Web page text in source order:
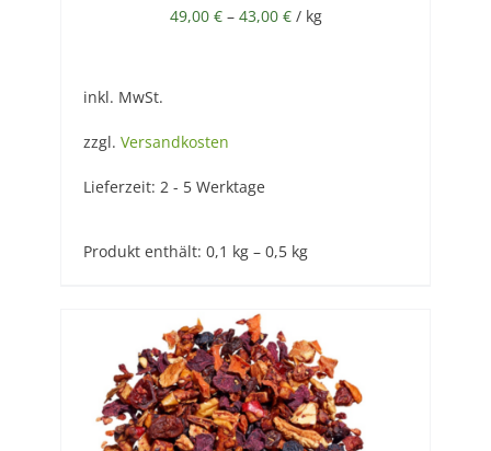
49,00 €– 43,00 €/ kg
inkl. MwSt.
zzgl. Versandkosten
Lieferzeit: 2 - 5 Werktage
Produkt enthält: 0,1 kg – 0,5 kg